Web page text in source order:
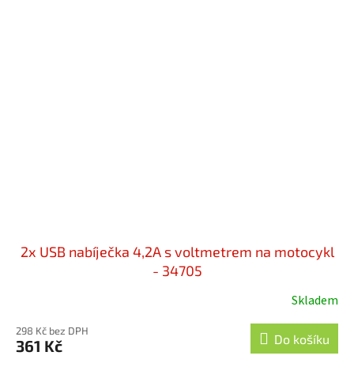
2x USB nabíječka 4,2A s voltmetrem na motocykl
- 34705
Skladem
298 Kč bez DPH
361 Kč Do košíku